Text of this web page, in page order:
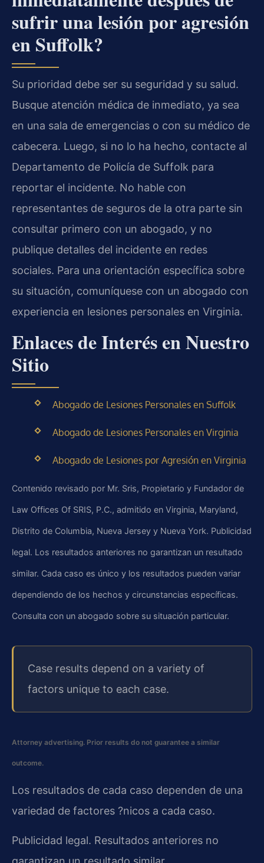
sufrir una lesión por agresión
en Suffolk?
Su prioridad debe ser su seguridad y su salud.
Busque atención médica de inmediato, ya sea
en una sala de emergencias o con su médico de
cabecera. Luego, si no lo ha hecho, contacte al
Departamento de Policía de Suffolk para
reportar el incidente. No hable con
representantes de seguros de la otra parte sin
consultar primero con un abogado, y no
publique detalles del incidente en redes
sociales. Para una orientación específica sobre
su situación, comuníquese con un abogado con
experiencia en lesiones personales en Virginia.
Enlaces de Interés en Nuestro
Sitio
Abogado de Lesiones Personales en Suffolk
Abogado de Lesiones Personales en Virginia
Abogado de Lesiones por Agresión en Virginia
Contenido revisado por Mr. Sris, Propietario y Fundador de
Law Offices Of SRIS, P.C., admitido en Virginia, Maryland,
Distrito de Columbia, Nueva Jersey y Nueva York. Publicidad
legal. Los resultados anteriores no garantizan un resultado
similar. Cada caso es único y los resultados pueden variar
dependiendo de los hechos y circunstancias específicas.
Consulta con un abogado sobre su situación particular.
Case results depend on a variety of
factors unique to each case.
Attorney advertising. Prior results do not guarantee a similar
outcome.
Los resultados de cada caso dependen de una
variedad de factores ?nicos a cada caso.
Publicidad legal. Resultados anteriores no